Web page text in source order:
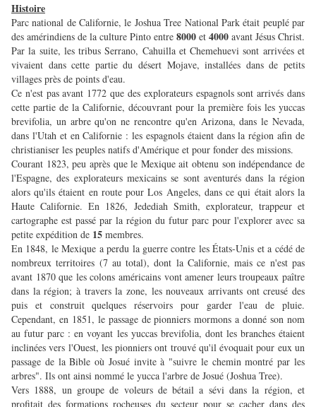
Histoire
Parc national de Californie, le Joshua Tree National Park était peuplé par
des amérindiens de la culture Pinto entre 8000 et 4000 avant Jésus Christ.
Par la suite, les tribus Serrano, Cahuilla et Chemehuevi sont arrivées et
vivaient dans cette partie du désert Mojave, installées dans de petits
villages près de points d'eau.
Ce n'est pas avant 1772 que des explorateurs espagnols sont arrivés dans
cette partie de la Californie, découvrant pour la première fois les yuccas
brevifolia, un arbre qu'on ne rencontre qu'en Arizona, dans le Nevada,
dans l'Utah et en Californie : les espagnols étaient dans la région afin de
christianiser les peuples natifs d'Amérique et pour fonder des missions.
Courant 1823, peu après que le Mexique ait obtenu son indépendance de
l'Espagne, des explorateurs mexicains se sont aventurés dans la région
alors qu'ils étaient en route pour Los Angeles, dans ce qui était alors la
Haute Californie. En 1826, Jedediah Smith, explorateur, trappeur et
cartographe est passé par la région du futur parc pour l'explorer avec sa
petite expédition de 15 membres.
En 1848, le Mexique a perdu la guerre contre les États-Unis et a cédé de
nombreux territoires (7 au total), dont la Californie, mais ce n'est pas
avant 1870 que les colons américains vont amener leurs troupeaux paître
dans la région; à travers la zone, les nouveaux arrivants ont creusé des
puis et construit quelques réservoirs pour garder l'eau de pluie.
Cependant, en 1851, le passage de pionniers mormons a donné son nom
au futur parc : en voyant les yuccas brevifolia, dont les branches étaient
inclinées vers l'Ouest, les pionniers ont trouvé qu'il évoquait pour eux un
passage de la Bible où Josué invite à "suivre le chemin montré par les
arbres". Ils ont ainsi nommé le yucca l'arbre de Josué (Joshua Tree).
Vers 1888, un groupe de voleurs de bétail a sévi dans la région, et
profitait des formations rocheuses du secteur pour se cacher dans des